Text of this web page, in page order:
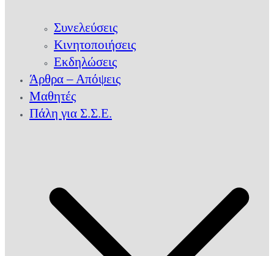
Συνελεύσεις
Κινητοποιήσεις
Εκδηλώσεις
Άρθρα – Απόψεις
Μαθητές
Πάλη για Σ.Σ.Ε.